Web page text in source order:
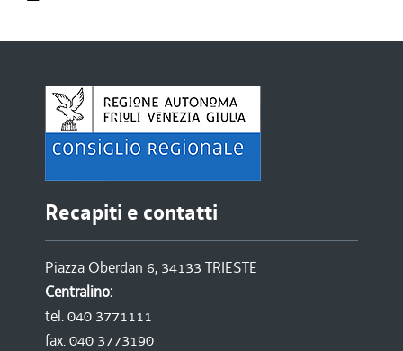
Recapiti e contatti
Piazza Oberdan 6, 34133 TRIESTE
Centralino:
tel. 040 3771111
fax. 040 3773190